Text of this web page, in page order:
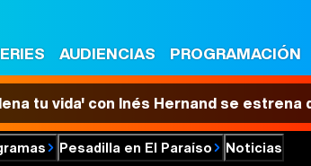
AUDIENCIAS PROGRAMACIÓN
tu vida' con Inés Hernand se estrena
Pesadilla en El Paraíso Noticias